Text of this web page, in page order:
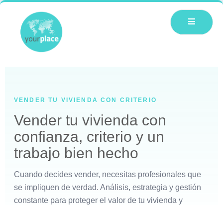
VENDER TU VIVIENDA CON CRITERIO
Vender tu vivienda con
confianza, criterio y un
trabajo bien hecho
Cuando decides vender, necesitas profesionales que
se impliquen de verdad. Análisis, estrategia y gestión
constante para proteger el valor de tu vivienda y